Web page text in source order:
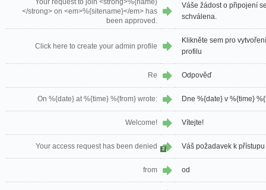
Your request to join <strong>%{name}
</strong> on <em>%{sitename}</em> has
been approved.
Váše žádost o připojení
schválena.
Click here to create your admin profile
Klikněte sem pro
profilu
Re Odpověď
On %{date} at %{time} %{from} wrote: Dne %{date} v %{time}
Welcome! Vítejte!
Your access request has been denied 2 Váš požadavek k
from od